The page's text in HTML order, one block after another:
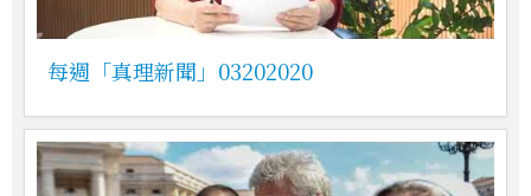
每週「真理新聞」03202020